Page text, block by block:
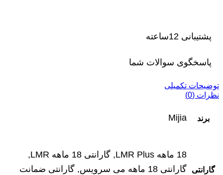
پشتیبانی 12ساعته
پاسخگوی سوالات شما
توضیحات تکمیلی
نظرات (0)
برند Mijia
گارانتی
18 ماهه LMR Plus, گارانتی 18 ماهه LMR,
گارانتی 18 ماهه می سرویس, گارانتی ضمانت